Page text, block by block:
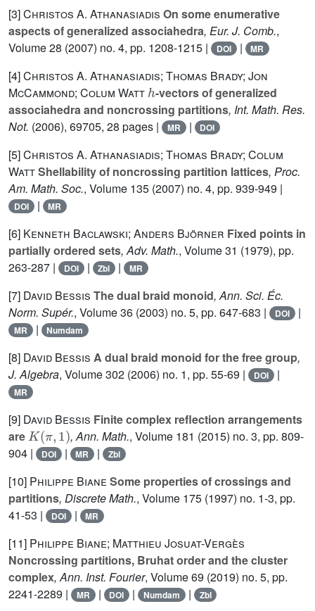
[3]Christos A. Athanasiadis On some enumerative
aspects of generalized associahedra, Eur. J. Comb.,
Volume 28 (2007) no. 4, pp. 1208-1215 | DOI | MR
[4]Christos A. Athanasiadis; Thomas Brady; Jon
McCammond; Colum Watt
h
-vectors of generalized
associahedra and noncrossing partitions, Int. Math. Res.
Not. (2006), 69705, 28 pages | MR | DOI
[5]Christos A. Athanasiadis; Thomas Brady; Colum
WattShellability of noncrossing partition lattices, Proc.
Am. Math. Soc., Volume 135 (2007) no. 4, pp. 939-949 |
DOI | MR
[6] Kenneth Baclawski; Anders Björner Fixed points in
partially ordered sets, Adv. Math., Volume 31 (1979), pp.
263-287 |
DOI | Zbl | MR
[7] David Bessis The dual braid monoid, Ann. Sci. Éc.
Norm. Supér., Volume 36 (2003) no. 5, pp. 647-683 | DOI |
MR | Numdam
[8] David Bessis A dual braid monoid for the free group,
J. Algebra, Volume 302 (2006) no. 1, pp. 55-69 | DOI |
MR
[9] David Bessis Finite complex reflection arrangements
are
K(π1)
, Ann. Math., Volume 181 (2015) no. 3, pp. 809-
904 |
DOI | MR | Zbl
[10] Philippe Biane Some properties of crossings and
partitions, Discrete Math., Volume 175 (1997) no. 1-3, pp.
41-53 |
DOI | MR
[11] Philippe Biane; Matthieu Josuat-Vergès
Noncrossing partitions, Bruhat order and the cluster
complex, Ann. Inst. Fourier, Volume 69 (2019) no. 5, pp.
2241-2289 |
MR | DOI | Numdam | Zbl